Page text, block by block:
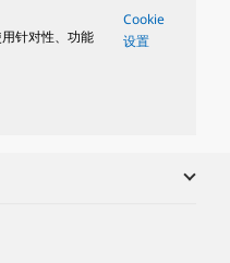
针对性、功能
Cookie
设置